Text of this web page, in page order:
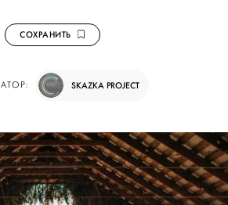
СОХРАНИТЬ
SKAZKA PROJECT